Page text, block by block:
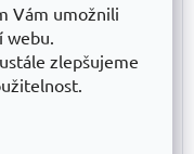
Vám umožnili
zlepšujeme
– výborné
do lokální
bude